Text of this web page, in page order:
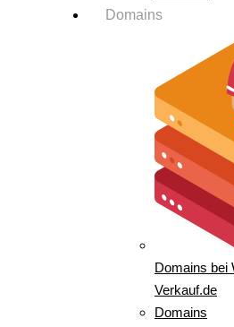
Domains
Domains bei
Verkauf.de
Domains